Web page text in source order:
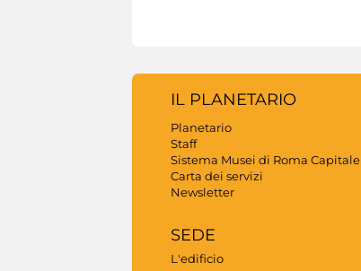
IL PLANETARIO
Planetario
Staff
Sistema Musei di Roma Capitale
Carta dei servizi
Newsletter
SEDE
L'edificio